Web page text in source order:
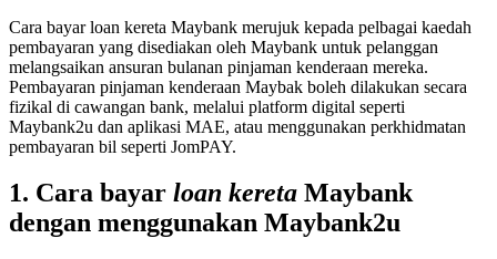
Cara bayar loan kereta Maybank merujuk kepada pelbagai kaedah
pembayaran yang disediakan oleh Maybank untuk pelanggan
melangsaikan ansuran bulanan pinjaman kenderaan mereka.
Pembayaran pinjaman kenderaan Maybak boleh dilakukan secara
fizikal di cawangan bank, melalui platform digital seperti
Maybank2u dan aplikasi MAE, atau menggunakan perkhidmatan
pembayaran bil seperti JomPAY.
1. Cara bayar loan kereta Maybank
dengan menggunakan Maybank2u